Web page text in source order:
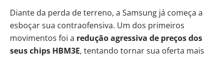
Diante da perda de terreno, a Samsung já começa a
esboçar sua contraofensiva. Um dos primeiros
movimentos foi a redução agressiva de preços dos
seus chips HBM3E, tentando tornar sua oferta mais